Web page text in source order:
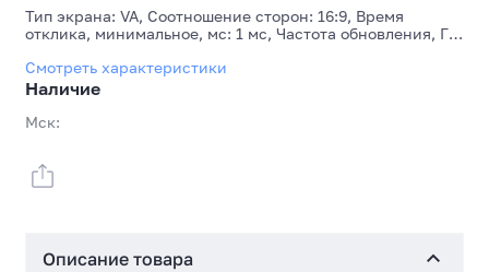
Тип экрана: VA, Соотношение сторон: 16:9, Время
отклика, минимальное, мс: 1 мс, Частота обновления, Гц:
Смотреть характеристики
Наличие
Мск:
Описание товара